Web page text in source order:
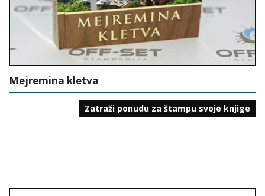
Mejremina kletva
Zatraži ponudu za štampu svoje knjige